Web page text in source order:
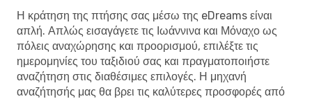
Η κράτηση της πτήσης σας μέσω της eDreams είναι
απλή. Απλώς εισαγάγετε τις Ιωάννινα και Μόναχο ως
πόλεις αναχώρησης και προορισμού, επιλέξτε τις
ημερομηνίες του ταξιδιού σας και πραγματοποιήστε
αναζήτηση στις διαθέσιμες επιλογές. Η μηχανή
αναζήτησής μας θα βρει τις καλύτερες προσφορές από